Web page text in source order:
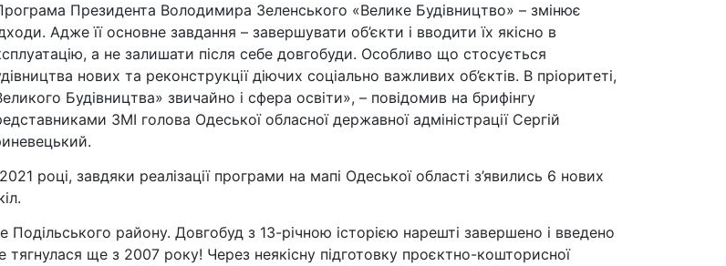
Президента Володимира Зеленського «Велике Будівництво» – змінює
Адже її основне завдання – завершувати об’єкти і вводити їх якісно в
а не залишати після себе довгобуди. Особливо що стосується
нових та реконструкції діючих соціально важливих об’єктів. В пріоритеті,
Будівництва» звичайно і сфера освіти», – повідомив на брифінгу
ЗМІ голова Одеської обласної державної адміністрації Сергій
році, завдяки реалізації програми на мапі Одеської області з’явились 6 нових
району. Довгобуд з 13-річною історією нарешті завершено і введено
тягнулася ще з 2007 року! Через неякісну підготовку проєктно-кошторисної